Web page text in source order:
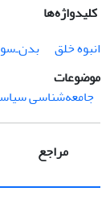
کلیدواژه‌ها
انبوه خلق
موضوعات
جامعه‌شناسی
مراجع